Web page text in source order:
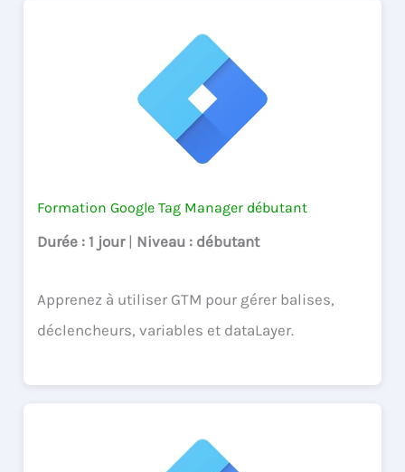
Formation Google Tag Manager débutant
Durée : 1 jour | Niveau : débutant
Apprenez à utiliser GTM pour gérer balises,
déclencheurs, variables et dataLayer.